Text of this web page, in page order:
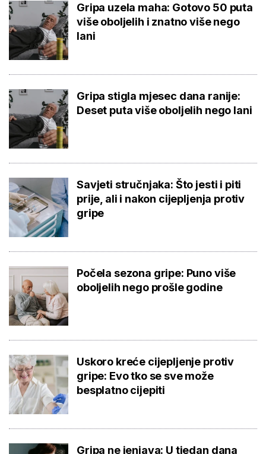
Gripa uzela maha: Gotovo 50 puta
više oboljelih i znatno više nego
lani
Gripa stigla mjesec dana ranije:
Deset puta više oboljelih nego lani
Savjeti stručnjaka: Što jesti i piti
prije, ali i nakon cijepljenja protiv
gripe
Počela sezona gripe: Puno više
oboljelih nego prošle godine
Uskoro kreće cijepljenje protiv
gripe: Evo tko se sve može
besplatno cijepiti
Gripa ne jenjava: U tjedan dana